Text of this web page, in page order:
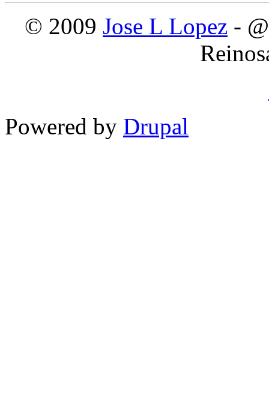
© 2009 Jose L Lopez -
Powered by Drupal